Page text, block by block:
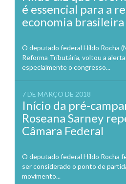
é essencial para a
economia brasileira
O deputado federal Hildo Rocha
Reforma Tributária, voltou a
especialmente o congresso...
7 DE MARÇO DE 2018
Início da pré-
Roseana Sarney
Câmara Federal
O deputado federal Hildo Rocha
ser considerado o ponto de
movimento...